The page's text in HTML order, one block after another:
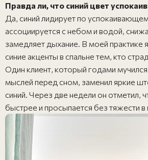
Правда ли, что синий цвет
Да, синий лидирует по
ассоциируется с небом и водой,
замедляет дыхание. В моей практике
синие акценты в спальне тем, кто
Один клиент, который годами
мыслей перед сном, заменил яркие
синий. Через две недели он отметил,
быстрее и просыпается без тяжести в